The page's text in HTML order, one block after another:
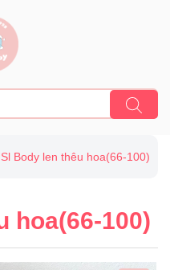
Sl Body len thêu hoa(66-100)
hoa(66-100)